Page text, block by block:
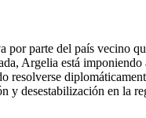
parte del país vecino
Argelia está
y desestabilización en la